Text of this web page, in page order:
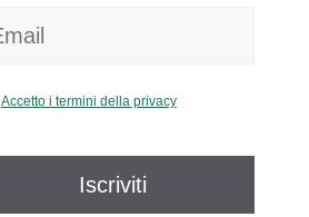
Accetto i termini della privacy